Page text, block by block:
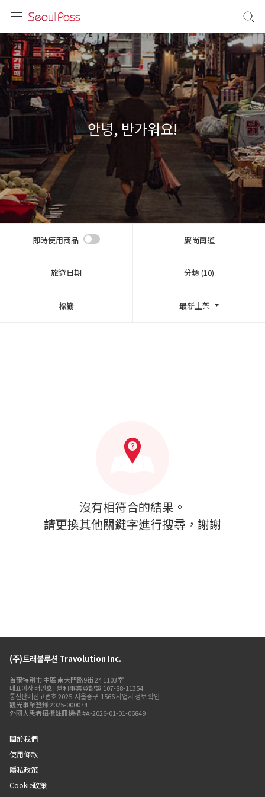
体)
文 (台灣)
안녕, 반가워요!
即時使用商品 慶尚南道
旅遊日期 分類 (10)
標籤 最新上架
沒有相符合的結果。
請更換其他關鍵字進行搜尋，謝謝
(주)트래볼루션 Travolution Inc.
首爾特別市 中區 南大門路9街 24 1103室
대표이사 배인호 | 營利事業登記證 107-88-11354
통신판매신고번호 2025-서울중구-1566사업자 정보 확인
觀光事業登錄 2025-000074
外國人患者招攬註冊機構 #A-2026-01-01-06849
關於我們
使用條款
隱私政策
Cookie政策